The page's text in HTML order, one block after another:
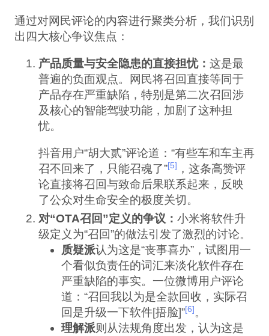
通过对网民评论的内容进行聚类分析，我们识别
出四大核心争议焦点：
产品质量与安全隐患的直接担忧： 这是最
普遍的负面观点。网民将召回直接等同于
产品存在严重缺陷，特别是第二次召回涉
及核心的智能驾驶功能，加剧了这种担
忧。
抖音用户“胡大贰”评论道：“有些车和车主再
召不回来了，只能召魂了”[5] ，这条高赞评
论直接将召回与致命后果联系起来，反映
了公众对生命安全的极度关切。
对“OTA召回”定义的争议： 小米将软件升
级定义为“召回”的做法引发了激烈的讨论。
质疑派认为这是“丧事喜办”，试图用一
个看似负责任的词汇来淡化软件存在
严重缺陷的事实。一位微博用户评论
道：“召回我以为是全款回收，实际召
回是升级一下软件[捂脸]”[6]。
理解派则从法规角度出发，认为这是